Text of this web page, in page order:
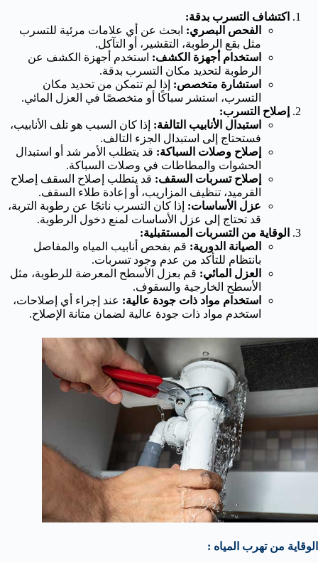
اكتشاف التسرب بدقة:
الفحص البصري: ابحث عن أي علامات مرئية للتسرب
مثل بقع الرطوبة، التقشير، أو التآكل.
استخدام أجهزة الكشف: استخدم أجهزة الكشف عن
الرطوبة لتحديد مكان التسرب بدقة.
استشارة متخصص: إذا لم تتمكن من تحديد مكان
التسرب، استشر سباكًا أو متخصصًا في العزل المائي.
إصلاح التسرب:
استبدال الأنابيب التالفة: إذا كان السبب هو تلف الأنابيب،
فستحتاج إلى استبدال الجزء التالف.
إصلاح وصلات السباكة: قد يتطلب الأمر شد أو استبدال
الحشوات والمطاطات في وصلات السباكة.
إصلاح تسربات السقف: قد يتطلب إصلاح السقف إصلاح
القرميد، تنظيف المزاريب، أو إعادة طلاء السقف.
عزل الأساسات: إذا كان التسرب ناتجًا عن رطوبة التربة،
قد تحتاج إلى عزل الأساسات لمنع دخول الرطوبة.
الوقاية من التسربات المستقبلية:
الصيانة الدورية: قم بفحص أنابيب المياه والمفاصل
بانتظام للتأكد من عدم وجود تسربات.
العزل المائي: قم بعزل الأسطح المعرضة للرطوبة، مثل
الأسطح الخارجية والسقوف.
استخدام مواد ذات جودة عالية: عند إجراء أي إصلاحات،
استخدم مواد ذات جودة عالية لضمان متانة الإصلاح.
الوقاية من تهرب المياه :